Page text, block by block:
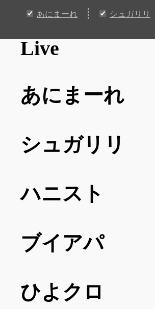
あにまーれ シュガリリ
Live
あにまーれ
シュガリリ
ハニスト
ブイアパ
ひよクロ